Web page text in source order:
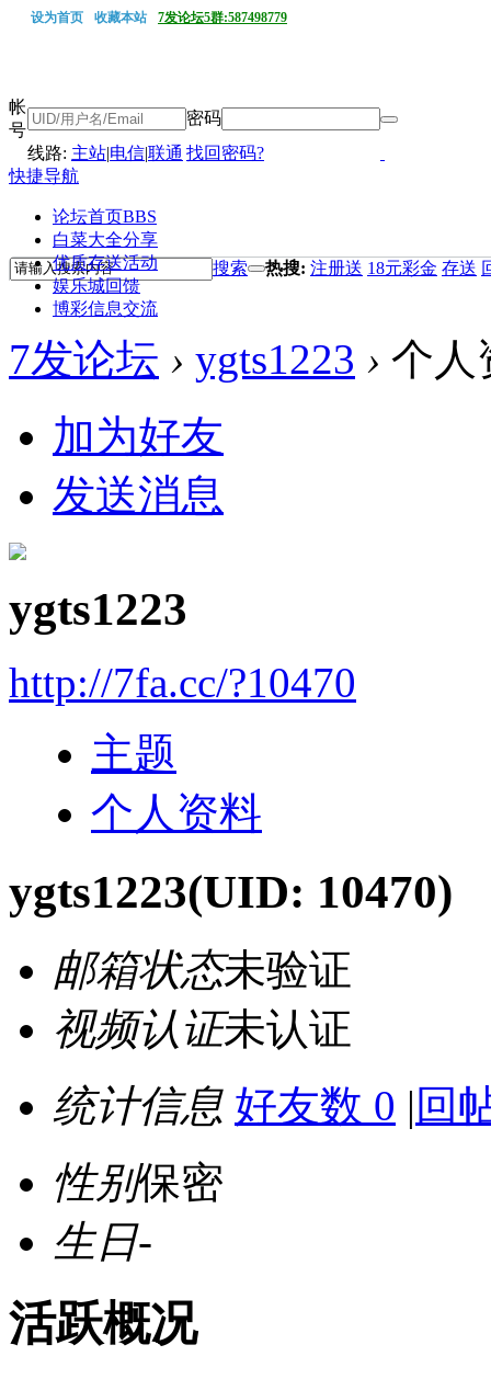
设为首页 收藏本站 7发论坛5群:587498779
帐
号
密码
线路: 主站|电信|联通 找回密码?
快捷导航
论坛首页BBS
白菜大全分享
优质存送活动
娱乐城回馈
博彩信息交流
搜索 热搜: 注册送 18元彩金 存送
7发论坛 › ygts1223 › 个人
加为好友
发送消息
ygts1223
http://7fa.cc/?10470
主题
个人资料
ygts1223(UID: 10470)
邮箱状态未验证
视频认证未认证
统计信息 好友数 0 | 回
性别保密
生日-
活跃概况